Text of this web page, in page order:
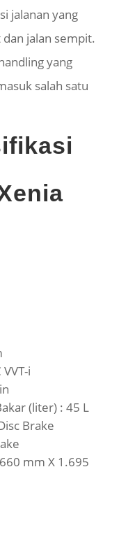
jalanan yang
jalan sempit.
yang
salah satu
i
(liter) : 45 L
Brake
mm X 1.695